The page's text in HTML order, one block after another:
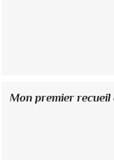
Mon premier recueil